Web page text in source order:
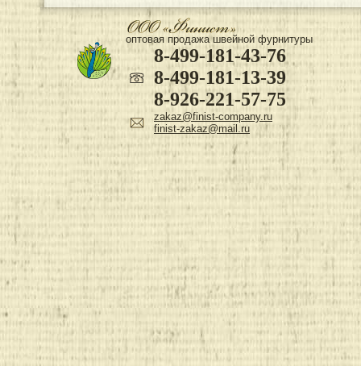
оптовая продажа швейной фурнитуры
8-499-181-43-76
8-499-181-13-39
8-926-221-57-75
zakaz@finist-company.ru
finist-zakaz@mail.ru